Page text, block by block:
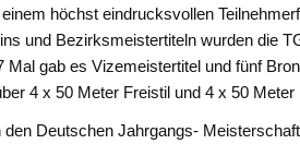
höchst eindrucksvollen
und Bezirksmeistertiteln wurden die
gab es Vizemeistertitel und fünf
4 x 50 Meter Freistil und 4 x 50 Meter
Deutschen Jahrgangs-